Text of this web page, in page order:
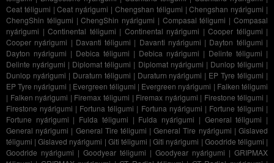
Ceat téligumi |Ceat nyárigumi | Chengshan téligumi |Chengshan nyárigumi |
ChengShin téligumi |ChengShin nyárigumi | Compasal téligumi |Compasal
nyárigumi | Continental téligumi | Continental nyárigumi | Cooper téligumi |
Cooper nyárigumi | Davanti téligumi | Davanti nyárigumi | Dayton téligumi |
Dayton nyárigumi | Debica téligumi | Debica nyárigumi | Delinte téligumi |
Delinte nyárigumi | Diplomat téligumi | Diplomat nyárigumi | Dunlop téligumi |
Dunlop nyárigumi | Duraturn téligumi | Duraturn nyárigumi | EP Tyre téligumi |
EP Tyre nyárigumi | Evergreen téligumi | Evergreen nyárigumi | Falken téligumi
| Falken nyárigumi | Firemax téligumi | Firemax nyárigumi | Firestone téligumi |
Firestone nyárigumi | Fortuna téligumi | Fortuna nyárigumi | Fortune téligumi |
Fortune nyárigumi | Fulda téligumi | Fulda nyárigumi | General téligumi |
General nyárigumi | General Tire téligumi |General Tire nyárigumi |Gislaved
téligumi |Gislaved nyárigumi | Giti téligumi |Giti nyárigumi | Goodride téligumi |
Goodride nyárigumi | Goodyear téligumi | Goodyear nyárigumi | GRIPMAX